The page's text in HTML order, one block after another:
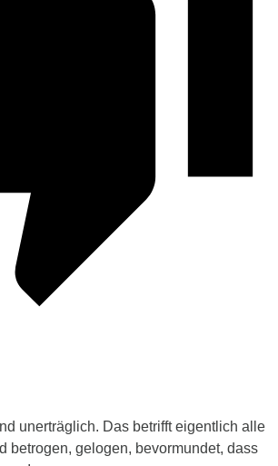
unerträglich. Das betrifft eigentlich alle
betrogen, gelogen, bevormundet, dass